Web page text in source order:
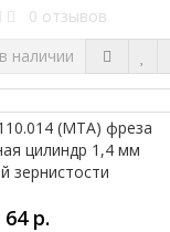
0 отзывов
наличии
64 р.